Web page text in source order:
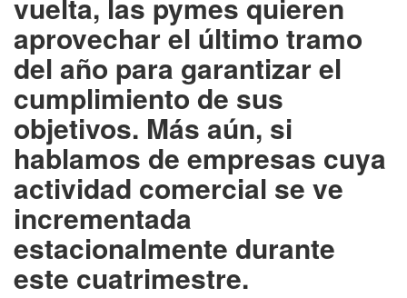
aprovechar el último tramo
del año para garantizar el
cumplimiento de sus
objetivos. Más aún, si
hablamos de empresas cuya
actividad comercial se ve
incrementada
estacionalmente durante
este cuatrimestre.